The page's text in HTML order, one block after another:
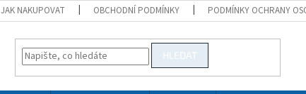
JAK NAKUPOVAT OBCHODNÍ PODMÍNKY PODMÍNKY OCHRANY
HLEDAT